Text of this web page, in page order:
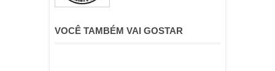
VOCÊ TAMBÉM VAI GOSTAR